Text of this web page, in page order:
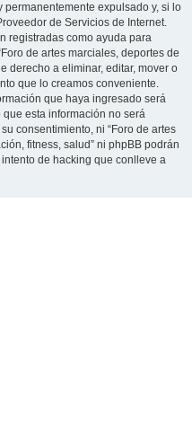
expulsado y, si lo
de Servicios de Internet.
registradas como ayuda para
de artes marciales, deportes de
derecho a eliminar, editar, mover o
que lo creamos conveniente.
que haya ingresado será
esta información no será
consentimiento, ni “Foro de artes
fitness, salud” ni phpBB podrán
de hacking que conlleve a